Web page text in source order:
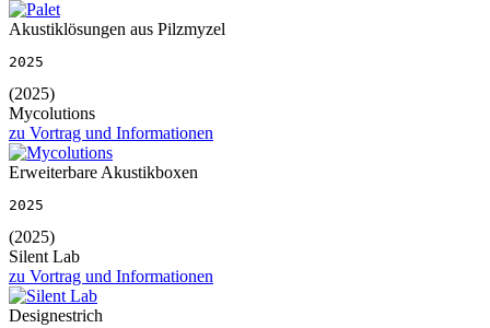
Akustiklösungen aus Pilzmyzel
2025
(2025)
Mycolutions
zu Vortrag und Informationen
Erweiterbare Akustikboxen
2025
(2025)
Silent Lab
zu Vortrag und Informationen
Designestrich